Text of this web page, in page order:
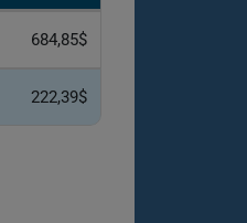
684,85$
222,39$